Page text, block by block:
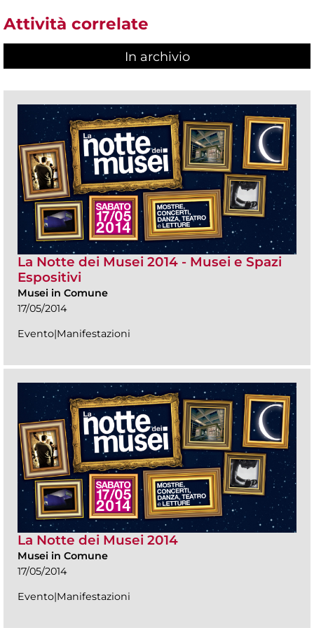
Attività correlate
In archivio
La Notte dei Musei 2014 - Musei e Spazi
Espositivi
Musei in Comune
17/05/2014
Evento|Manifestazioni
La Notte dei Musei 2014
Musei in Comune
17/05/2014
Evento|Manifestazioni